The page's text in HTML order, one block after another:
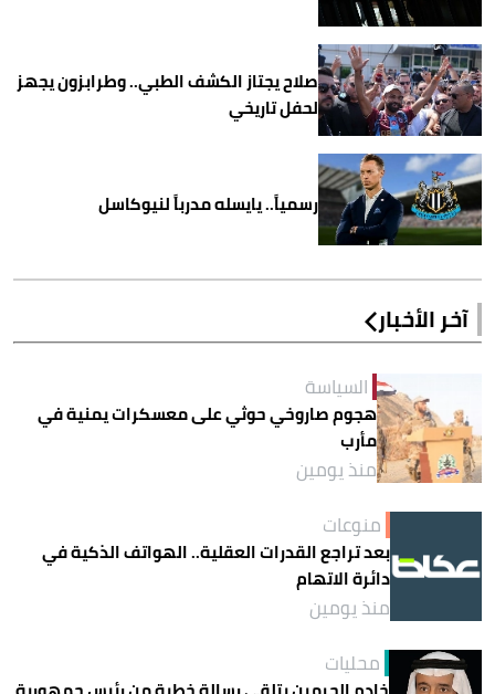
صلاح يجتاز الكشف الطبي.. وطرابزون يجهز
لحفل تاريخي
رسمياً.. يايسله مدرباً لنيوكاسل
آخر الأخبار
السياسة
هجوم صاروخي حوثي على معسكرات يمنية في
مأرب
منذ يومين
منوعات
بعد تراجع القدرات العقلية.. الهواتف الذكية في
دائرة الاتهام
منذ يومين
محليات